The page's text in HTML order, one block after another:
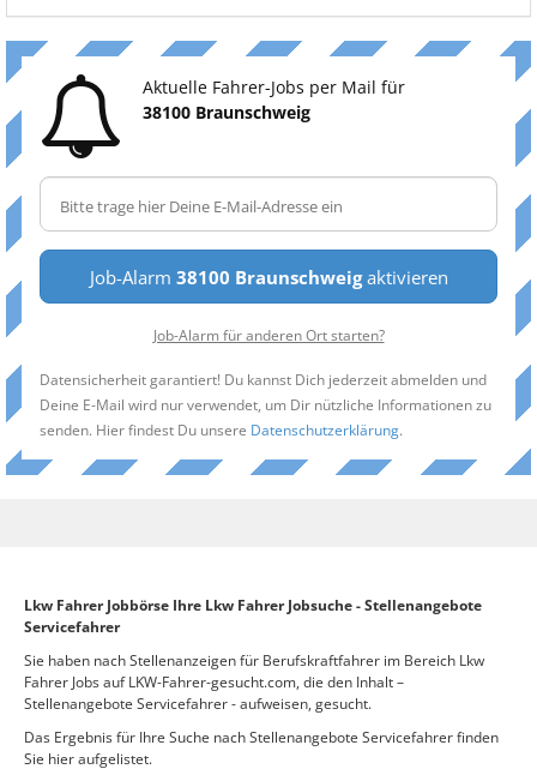
Aktuelle Fahrer-Jobs per Mail für
38100 Braunschweig
Job-Alarm 38100 Braunschweigaktivieren
Job-Alarm für anderen Ort starten?
Datensicherheit garantiert! Du kannst Dich jederzeit abmelden und
Deine E-Mail wird nur verwendet, um Dir nützliche Informationen zu
senden. Hier findest Du unsere Datenschutzerklärung.
Lkw Fahrer Jobbörse Ihre Lkw Fahrer Jobsuche - Stellenangebote
Servicefahrer
Sie haben nach Stellenanzeigen für Berufskraftfahrer im Bereich Lkw
Fahrer Jobs auf LKW-Fahrer-gesucht.com, die den Inhalt –
Stellenangebote Servicefahrer - aufweisen, gesucht.
Das Ergebnis für Ihre Suche nach Stellenangebote Servicefahrer finden
Sie hier aufgelistet.